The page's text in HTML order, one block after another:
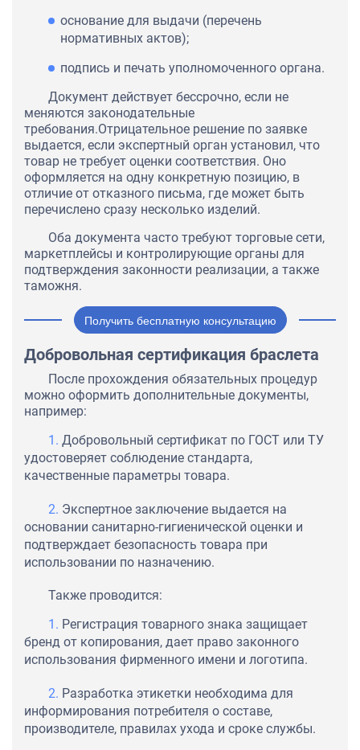
основание для выдачи (перечень
нормативных актов);
подпись и печать уполномоченного органа.
Документ действует бессрочно, если не
меняются законодательные
требования.Отрицательное решение по заявке
выдается, если экспертный орган установил, что
товар не требует оценки соответствия. Оно
оформляется на одну конкретную позицию, в
отличие от отказного письма, где может быть
перечислено сразу несколько изделий.
Оба документа часто требуют торговые сети,
маркетплейсы и контролирующие органы для
подтверждения законности реализации, а также
таможня.
Получить бесплатную консультацию
Добровольная сертификация браслета
После прохождения обязательных процедур
можно оформить дополнительные документы,
например:
Добровольный сертификат по ГОСТ или ТУ
удостоверяет соблюдение стандарта,
качественные параметры товара.
Экспертное заключение выдается на
основании санитарно-гигиенической оценки и
подтверждает безопасность товара при
использовании по назначению.
Также проводится:
Регистрация товарного знака защищает
бренд от копирования, дает право законного
использования фирменного имени и логотипа.
Разработка этикетки необходима для
информирования потребителя о составе,
производителе, правилах ухода и сроке службы.